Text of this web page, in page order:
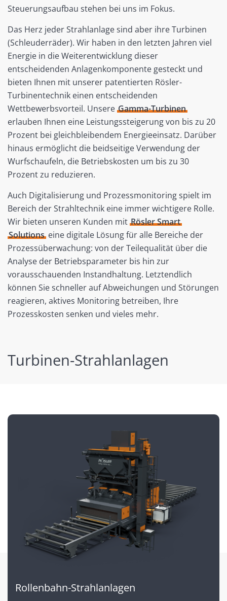
Steuerungsaufbau stehen bei uns im Fokus.
Das Herz jeder Strahlanlage sind aber ihre Turbinen
(Schleuderräder). Wir haben in den letzten Jahren viel
Energie in die Weiterentwicklung dieser
entscheidenden Anlagenkomponente gesteckt und
bieten Ihnen mit unserer patentierten Rösler-
Turbinentechnik einen entscheidenden
Wettbewerbsvorteil. Unsere Gamma-Turbinen
erlauben Ihnen eine Leistungssteigerung von bis zu 20
Prozent bei gleichbleibendem Energieeinsatz. Darüber
hinaus ermöglicht die beidseitige Verwendung der
Wurfschaufeln, die Betriebskosten um bis zu 30
Prozent zu reduzieren.
Auch Digitalisierung und Prozessmonitoring spielt im
Bereich der Strahltechnik eine immer wichtigere Rolle.
Wir bieten unseren Kunden mit Rösler Smart
Solutionseine digitale Lösung für alle Bereiche der
Prozessüberwachung: von der Teilequalität über die
Analyse der Betriebsparameter bis hin zur
vorausschauenden Instandhaltung. Letztendlich
können Sie schneller auf Abweichungen und Störungen
reagieren, aktives Monitoring betreiben, Ihre
Prozesskosten senken und vieles mehr.
Turbinen-Strahlanlagen
Rollenbahn-Strahlanlagen